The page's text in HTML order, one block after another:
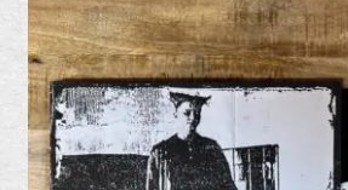
Cart
Checkout
Cookie-Richtlinie (EU)